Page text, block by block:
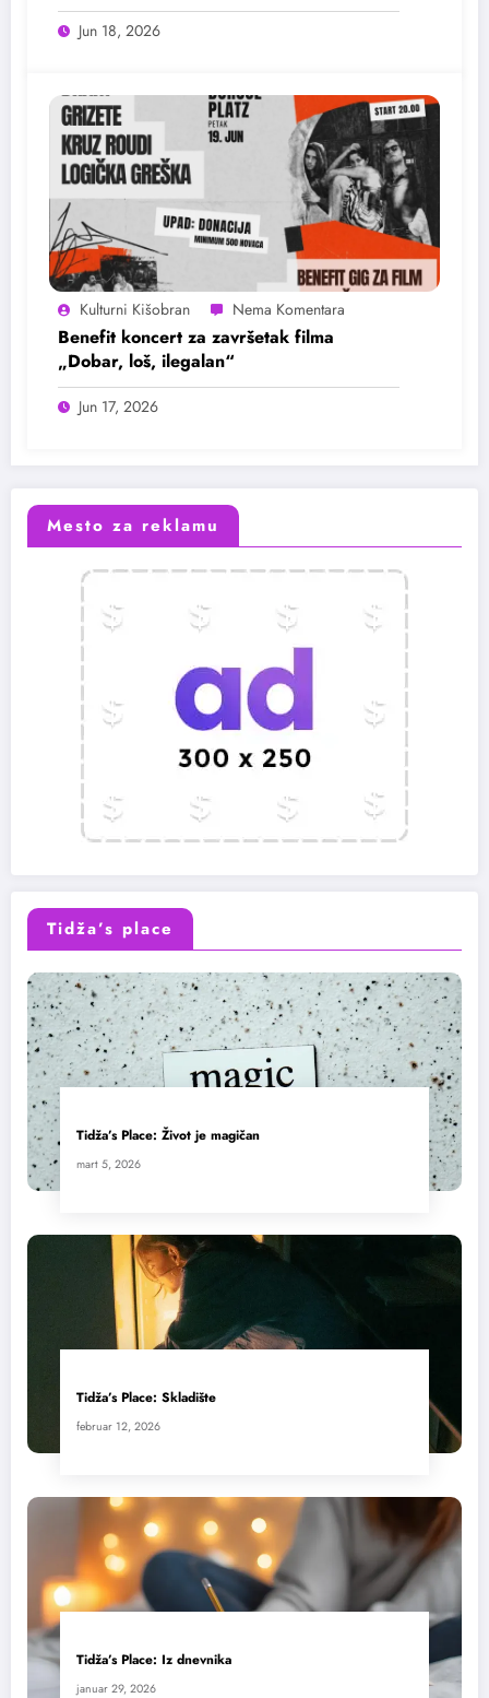
Jun 18, 2026
Kulturni Kišobran
Benefit koncert za završetak filma
„Dobar, loš, ilegalan“
Jun 17, 2026
Mesto za reklamu
Tidža’s place
Tidža’s Place: Život je magičan
mart 5, 2026
Tidža’s Place: Skladište
februar 12, 2026
Tidža’s Place: Iz dnevnika
januar 29, 2026